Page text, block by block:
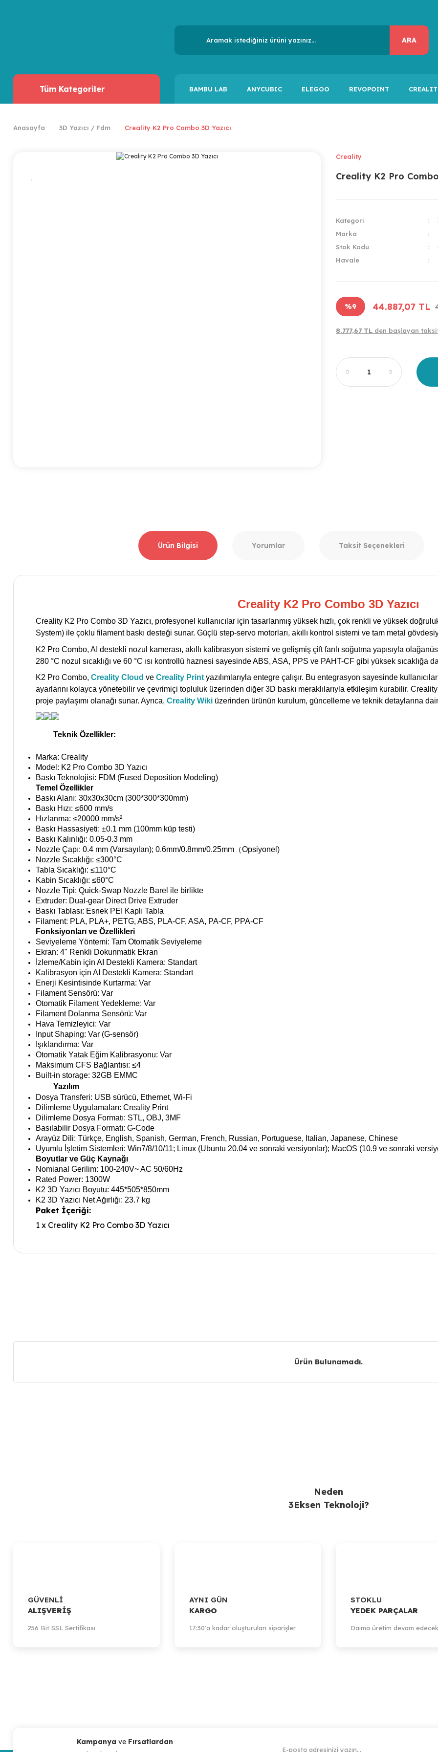
ARA
Tüm Kategoriler BAMBU LAB ANYCUBIC ELEGOO REVOPOINT
Anasayfa 3D Yazıcı / Fdm Creality K2 Pro Combo 3D Yazıcı
Creality
Creality K2 Pro Combo
Kategori
Marka
Stok Kodu
Havale
%9 44.887,07 TL
8.777,67 TL den başlayan
Ürün Bilgisi Yorumlar Taksit Seçenekleri
Creality K2 Pro Combo 3D Yazıcı
Creality K2 Pro Combo 3D Yazıcı, profesyonel kullanıcılar için tasarlanmış yüksek hızlı, çok renkli ve yüksek
System) ile çoklu filament baskı desteği sunar. Güçlü step-servo motorları, akıllı kontrol sistemi ve tam metal
K2 Pro Combo, AI destekli nozul kamerası, akıllı kalibrasyon sistemi ve gelişmiş çift fanlı soğutma yapısıyla
280 °C nozul sıcaklığı ve 60 °C ısı kontrollü haznesi sayesinde ABS, ASA, PPS ve PAHT-CF gibi yüksek sıcaklığa
K2 Pro Combo, Creality Cloud ve Creality Print yazılımlarıyla entegre çalışır. Bu entegrasyon sayesinde
ayarlarını kolayca yönetebilir ve çevrimiçi topluluk üzerinden diğer 3D baskı meraklılarıyla etkileşim kurabilir.
proje paylaşımı olanağı sunar. Ayrıca, Creality Wiki üzerinden ürünün kurulum, güncelleme ve teknik detaylarına
Teknik Özellikler:
Marka: Creality
Model: K2 Pro Combo 3D Yazıcı
Baskı Teknolojisi: FDM (Fused Deposition Modeling)
Temel Özellikler
Baskı Alanı: 30x30x30cm (300*300*300mm)
Baskı Hızı: ≤600 mm/s
Hızlanma: ≤20000 mm/s²
Baskı Hassasiyeti: ±0.1 mm (100mm küp testi)
Baskı Kalınlığı: 0.05-0.3 mm
Nozzle Çapı: 0.4 mm (Varsayılan); 0.6mm/0.8mm/0.25mm （Opsiyonel)
Nozzle Sıcaklığı: ≤300°C
Tabla Sıcaklığı: ≤110°C
Kabin Sıcaklığı: ≤60°C
Nozzle Tipi: Quick-Swap Nozzle Barel ile birlikte
Extruder: Dual-gear Direct Drive Extruder
Baskı Tablası: Esnek PEI Kaplı Tabla
Filament: PLA, PLA+, PETG, ABS, PLA-CF, ASA, PA-CF, PPA-CF
Fonksiyonları ve Özellikleri
Seviyeleme Yöntemi: Tam Otomatik Seviyeleme
Ekran: 4" Renkli Dokunmatik Ekran
İzleme/Kabin için AI Destekli Kamera: Standart
Kalibrasyon için AI Destekli Kamera: Standart
Enerji Kesintisinde Kurtarma: Var
Filament Sensörü: Var
Otomatik Filament Yedekleme: Var
Filament Dolanma Sensörü: Var
Hava Temizleyici: Var
Input Shaping: Var (G-sensör)
Işıklandırma: Var
Otomatik Yatak Eğim Kalibrasyonu: Var
Maksimum CFS Bağlantısı: ≤4
Built-in storage: 32GB EMMC
Yazılım
Dosya Transferi: USB sürücü, Ethernet, Wi-Fi
Dilimleme Uygulamaları: Creality Print
Dilimleme Dosya Formatı: STL, OBJ, 3MF
Basılabilir Dosya Formatı: G-Code
Arayüz Dili: Türkçe, English, Spanish, German, French, Russian, Portuguese, Italian, Japanese, Chinese
Uyumlu İşletim Sistemleri: Win7/8/10/11; Linux (Ubuntu 20.04 ve sonraki versiyonlar); MacOS (10.9 ve sonraki
Boyutlar ve Güç Kaynağı
Nomianal Gerilim: 100-240V~ AC 50/60Hz
Rated Power: 1300W
K2 3D Yazıcı Boyutu: 445*505*850mm
K2 3D Yazıcı Net Ağırlığı: 23.7 kg
Paket İçeriği:
1 x Creality K2 Pro Combo 3D Yazıcı
Ürün bilgilerinde hatalar bulunuyor.
Ürün Bulunamadı.
Neden
3Eksen Teknoloji?
GÜVENLİ
ALIŞVERİŞ
256 Bit SSL Sertifikası
AYNI GÜN
KARGO
17:30'a kadar oluşturulan siparişler
STOKLU
YEDEK PARÇALAR
Daima üretim devam
Kampanya ve Fırsatlardan